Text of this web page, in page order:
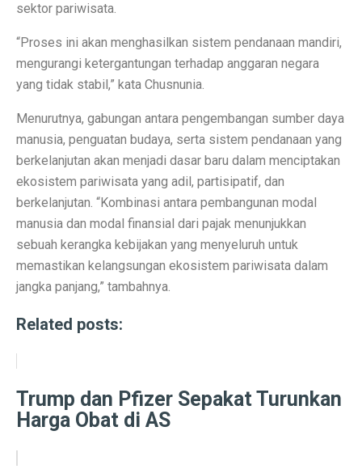
12 Fakta Menarik Batik yang Ditetapkan UNESCO
Era Baru TKDN: Menggabungkan Deregulasi dan
Penelitian: Asam Laut Meningkat, Pengaruh pada Gigi
Apa Itu Obesitas Sentral? Waspada Perut Buncit!
Apa Itu ‘Bayi Karnivora’? Tren Mencurigakan dari
5 Fakta Penting Sebelum Pasar Dibuka
7 Tanda Awal Rabies yang Sering Diabaikan
Uni Eropa Umumkan Pajak Karbon Lintas Batas
Strategi Buffett: Kelola Uang Tanpa Rugi di 2025
sektor pariwisata.
“Proses ini akan menghasilkan sistem pendanaan mandiri,
mengurangi ketergantungan terhadap anggaran negara
yang tidak stabil,” kata Chusnunia.
Menurutnya, gabungan antara pengembangan sumber daya
manusia, penguatan budaya, serta sistem pendanaan yang
berkelanjutan akan menjadi dasar baru dalam menciptakan
ekosistem pariwisata yang adil, partisipatif, dan
berkelanjutan. “Kombinasi antara pembangunan modal
manusia dan modal finansial dari pajak menunjukkan
sebuah kerangka kebijakan yang menyeluruh untuk
memastikan kelangsungan ekosistem pariwisata dalam
jangka panjang,” tambahnya.
Related posts:
Trump dan Pfizer Sepakat Turunkan
Harga Obat di AS